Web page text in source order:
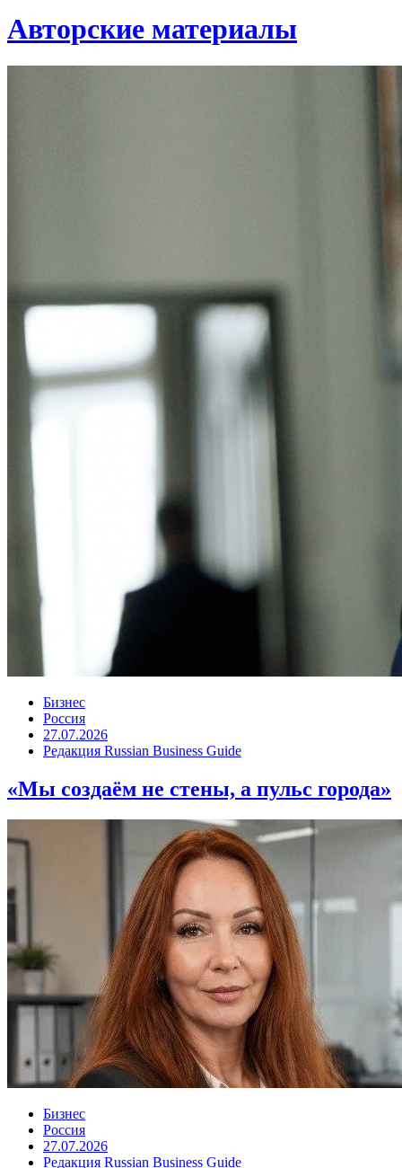
Авторские материалы
Бизнес
Россия
27.07.2026
Редакция Russian Business Guide
«Мы создаём не стены, а пульс города»
Бизнес
Россия
27.07.2026
Редакция Russian Business Guide